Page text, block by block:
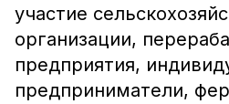
участие
организации,
предприятия,
предприниматели,